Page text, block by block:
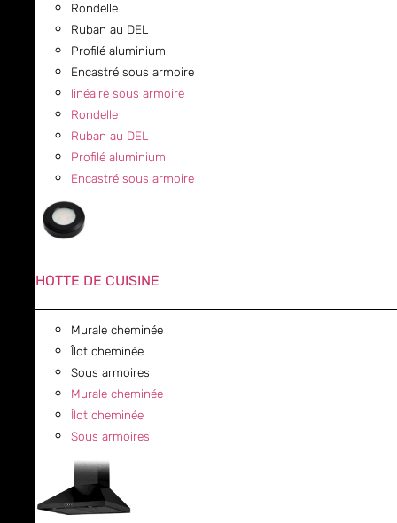
Rondelle
Ruban au DEL
Profilé aluminium
Encastré sous armoire
linéaire sous armoire
Rondelle
Ruban au DEL
Profilé aluminium
Encastré sous armoire
HOTTE DE CUISINE
Murale cheminée
Îlot cheminée
Sous armoires
Murale cheminée
Îlot cheminée
Sous armoires